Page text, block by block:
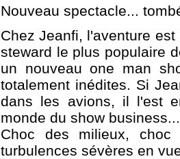
Nouveau spectacle...
Chez Jeanfi, l'aventure
steward le plus populaire
un nouveau one man
totalement inédites. Si
dans les avions, il l'est
monde du show
Choc des milieux, choc
turbulences sévères en